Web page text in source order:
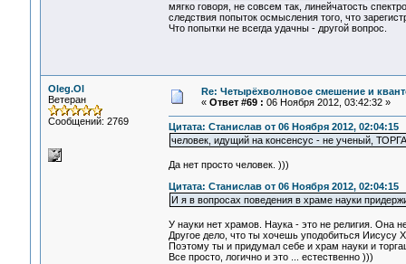
мягко говоря, не совсем так, линейчатость
следствия попыток осмысления того, что
Что попытки не всегда удачны - другой вопрос.
Oleg.Ol
Ветеран
Сообщений: 2769
Re: Четырёхволновое смешение и
« Ответ #69 : 06 Ноября 2012, 03:42:32 »
Цитата: Станислав от 06 Ноября 2012, 02:04:15
человек, идущий на консенсус - не ученый,
Да нет просто человек. )))
Цитата: Станислав от 06 Ноября 2012, 02:04:15
И я в вопросах поведения в храме науки
У науки нет храмов. Наука - это не религия. Она
Другое дело, что ты хочешь уподобиться Иисусу
Поэтому ты и придумал себе и храм науки и
Все просто, логично и это ... естественно )))